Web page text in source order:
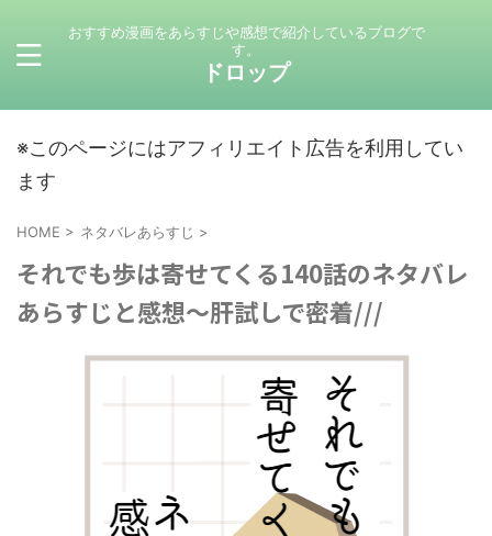
おすすめ漫画をあらすじや感想で紹介しているブログで
す。
ドロップ
※このページにはアフィリエイト広告を利用してい
ます
HOME > ネタバレあらすじ >
それでも歩は寄せてくる140話のネタバレ
あらすじと感想～肝試しで密着///